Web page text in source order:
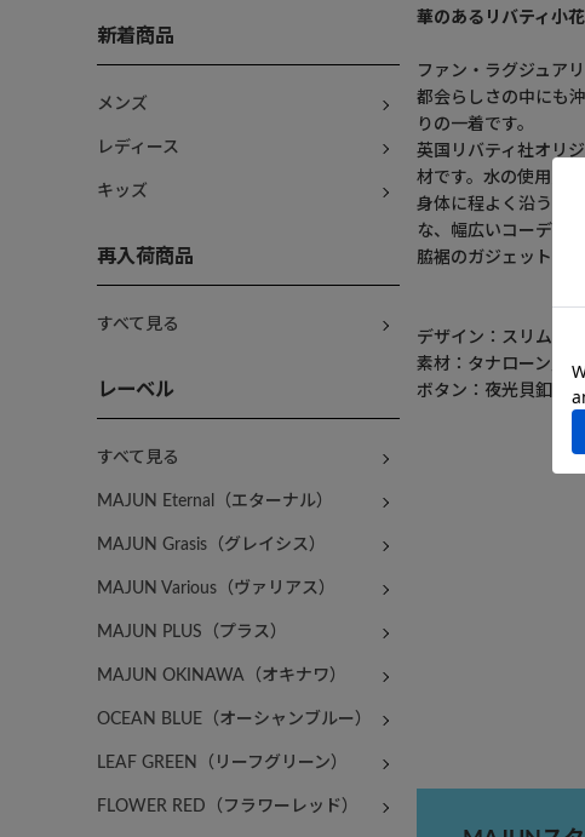
新着商品
メンズ
レディース
キッズ
再入荷商品
すべて見る
レーベル
すべて見る
MAJUN Eternal（エターナル）
MAJUN Grasis（グレイシス）
MAJUN Various（ヴァリアス）
MAJUN PLUS（プラス）
MAJUN OKINAWA（オキナワ）
OCEAN BLUE（オーシャンブルー）
LEAF GREEN（リーフグリーン）
FLOWER RED（フラワーレッド）
華のあるリバティ小
ファン・ラグジュア
都会らしさの中にも
りの一着です。
英国リバティ社オリ
材です。水の使用量
身体に程よく沿うス
な、幅広いコーディ
脇裾のガジェットや
デザイン：スリムフ
素材：タナローン／
ボタン：夜光貝釦